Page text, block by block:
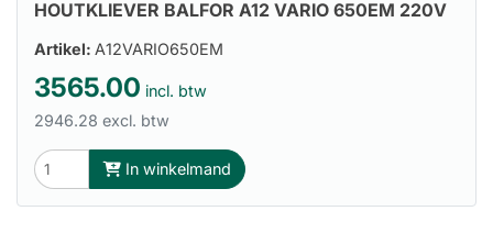
HOUTKLIEVER BALFOR A12 VARIO 650EM 220V
Artikel: A12VARIO650EM
3565.00 incl. btw
2946.28 excl. btw
In winkelmand